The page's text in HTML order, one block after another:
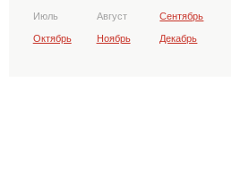
Июль Август Сентябрь
Октябрь Ноябрь Декабрь